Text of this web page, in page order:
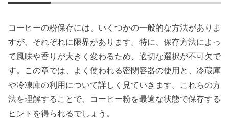
コーヒーの粉保存には、いくつかの一般的な方法がありま
すが、それぞれに限界があります。特に、保存方法によっ
て風味や香りが大きく変わるため、適切な選択が不可欠で
す。この章では、よく使われる密閉容器の使用と、冷蔵庫
や冷凍庫の利用について詳しく見ていきます。これらの方
法を理解することで、コーヒー粉を最適な状態で保存する
ヒントを得られるでしょう。